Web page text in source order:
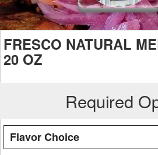
FRESCO NATURAL
20 OZ
Required
Flavor Choice